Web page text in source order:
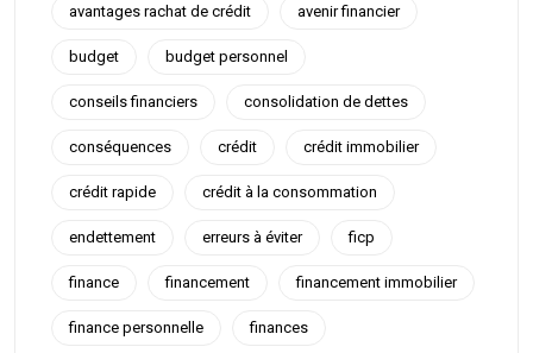
avantages rachat de crédit avenir financier
budget budget personnel
conseils financiers consolidation de dettes
conséquences crédit crédit immobilier
crédit rapide crédit à la consommation
endettement erreurs à éviter ficp
finance financement financement immobilier
finance personnelle finances